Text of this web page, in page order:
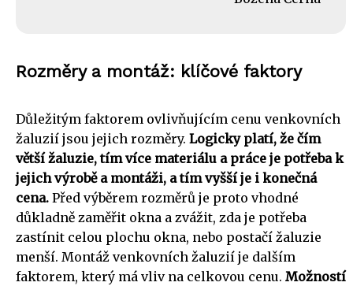
Rozměry a montáž: klíčové faktory
Důležitým faktorem ovlivňujícím cenu venkovních
žaluzií jsou jejich rozměry. Logicky platí, že čím
větší žaluzie, tím více materiálu a práce je potřeba k
jejich výrobě a montáži, a tím vyšší je i konečná
cena. Před výběrem rozměrů je proto vhodné
důkladně zaměřit okna a zvážit, zda je potřeba
zastínit celou plochu okna, nebo postačí žaluzie
menší. Montáž venkovních žaluzií je dalším
faktorem, který má vliv na celkovou cenu. Možností